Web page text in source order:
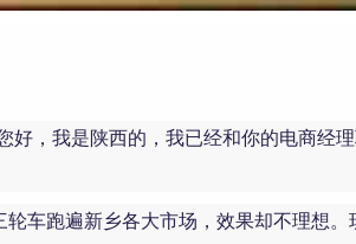
，我是陕西的，我已经和你的电商经
车跑遍新乡各大市场，效果却不理想